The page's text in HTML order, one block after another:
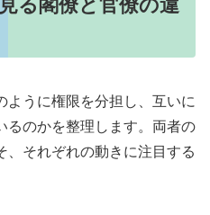
る閣僚と官僚の違
ように権限を分担し、互いに
るのかを整理します。両者の
、それぞれの動きに注目する